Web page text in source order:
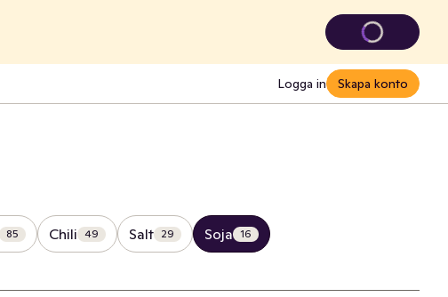
Logga in Skapa konto
85 Chili 49 Salt 29 Soja 16